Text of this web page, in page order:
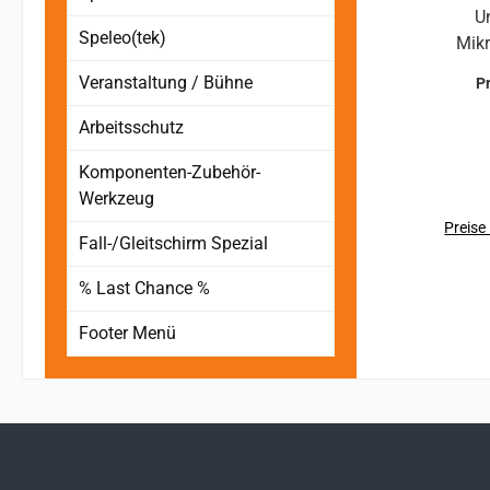
Speleo(tek)
Veranstaltung / Bühne
Arbeitsschutz
Komponenten-Zubehör-
Werkzeug
Fall-/Gleitschirm Spezial
% Last Chance %
Footer Menü